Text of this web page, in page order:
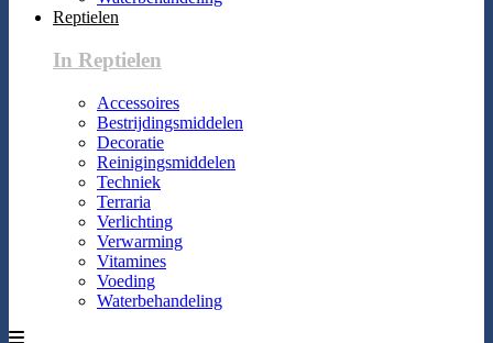
Reptielen
In Reptielen
Accessoires
Bestrijdingsmiddelen
Decoratie
Reinigingsmiddelen
Techniek
Terraria
Verlichting
Verwarming
Vitamines
Voeding
Waterbehandeling